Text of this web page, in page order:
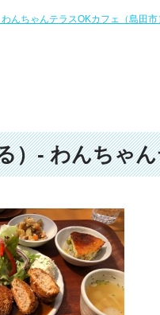
んちゃんテラスOKカフェ（島田市
）- わんちゃ